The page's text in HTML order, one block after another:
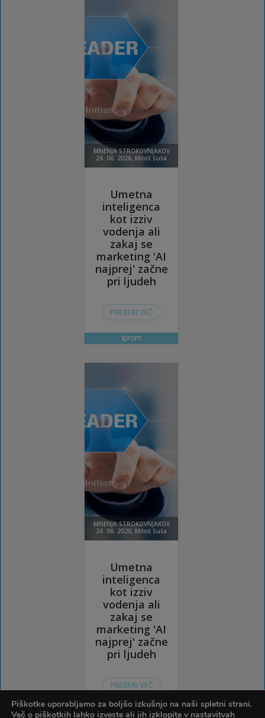
Piškotke uporabljamo za boljšo izkušnjo na naši spletni strani.
Več o piškotkih lahko izveste ali jih izklopite v nastavitvah